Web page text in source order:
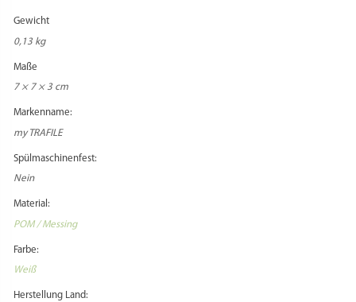
Gewicht
0,13 kg
Maße
7 × 7 × 3 cm
Markenname:
my TRAFILE
Spülmaschinenfest:
Nein
Material:
POM / Messing
Farbe:
Weiß
Herstellung Land: